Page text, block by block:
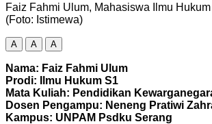
Faiz Fahmi Ulum, Mahasiswa Ilmu
(Foto: Istimewa)
A A A
Nama: Faiz Fahmi Ulum
Prodi: Ilmu Hukum S1
Mata Kuliah: Pendidikan
Dosen Pengampu: Neneng Pratiwi
Kampus: UNPAM Psdku Serang